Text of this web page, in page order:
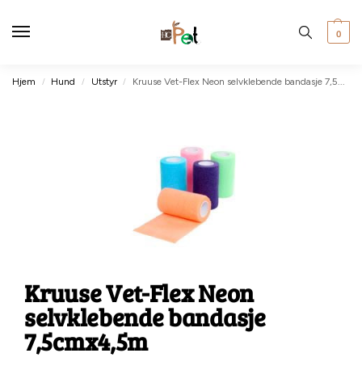
0
Hjem / Hund / Utstyr / Kruuse Vet-Flex Neon selvklebende bandasje 7,5cmx4,5m
Kruuse Vet-Flex Neon
selvklebende bandasje
7,5cmx4,5m